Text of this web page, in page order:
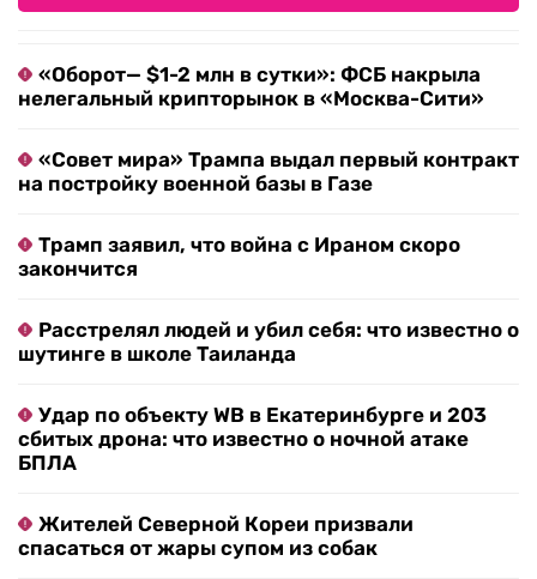
«Оборот— $1-2 млн в сутки»: ФСБ накрыла
нелегальный крипторынок в «Москва-Сити»
«Совет мира» Трампа выдал первый контракт
на постройку военной базы в Газе
Трамп заявил, что война с Ираном скоро
закончится
Расстрелял людей и убил себя: что известно о
шутинге в школе Таиланда
Удар по объекту WB в Екатеринбурге и 203
сбитых дрона: что известно о ночной атаке
БПЛА
Жителей Северной Кореи призвали
спасаться от жары супом из собак